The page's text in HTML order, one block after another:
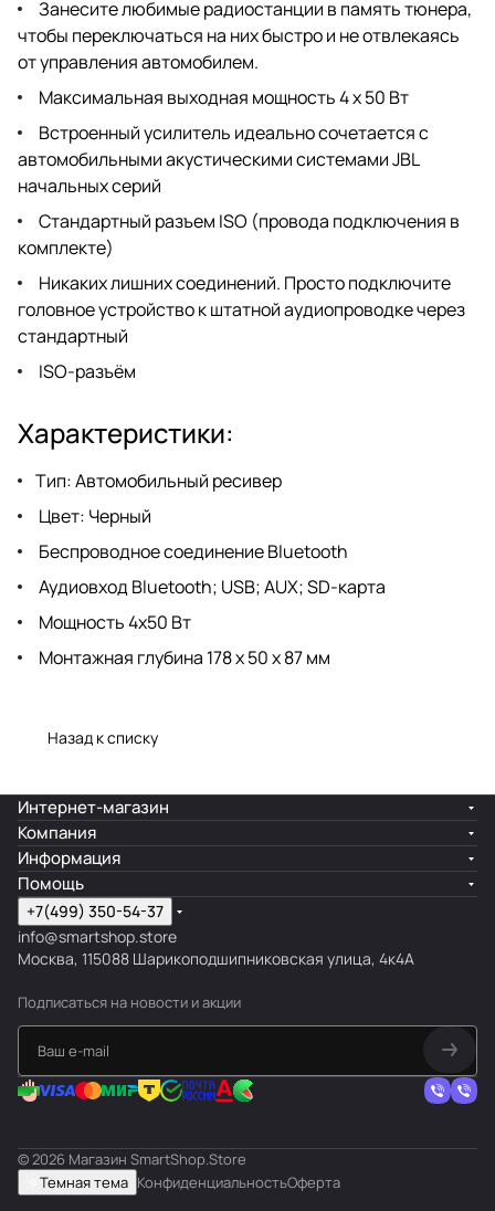
Занесите любимые радиостанции в память тюнера,
чтобы переключаться на них быстро и не отвлекаясь
от управления автомобилем.
Максимальная выходная мощность 4 x 50 Вт
Встроенный усилитель идеально сочетается с
автомобильными акустическими системами JBL
начальных серий
Стандартный разъем ISO (провода подключения в
комплекте)
Никаких лишних соединений. Просто подключите
головное устройство к штатной аудиопроводке через
стандартный
ISO-разъём
Характеристики:
Тип: Автомобильный ресивер
Цвет: Черный
Беспроводное соединение Bluetooth
Аудиовход Bluetooth; USB; AUX; SD-карта
Мощность 4х50 Вт
Монтажная глубина 178 х 50 х 87 мм
Назад к списку
Интернет-магазин
Компания
Информация
Помощь
+7(499) 350-54-37
info@smartshop.store
Москва, 115088 Шарикоподшипниковская улица, 4к4А
Подписаться на новости и акции
© 2026 Магазин SmartShop.Store
Темная тема КонфиденциальностьОферта